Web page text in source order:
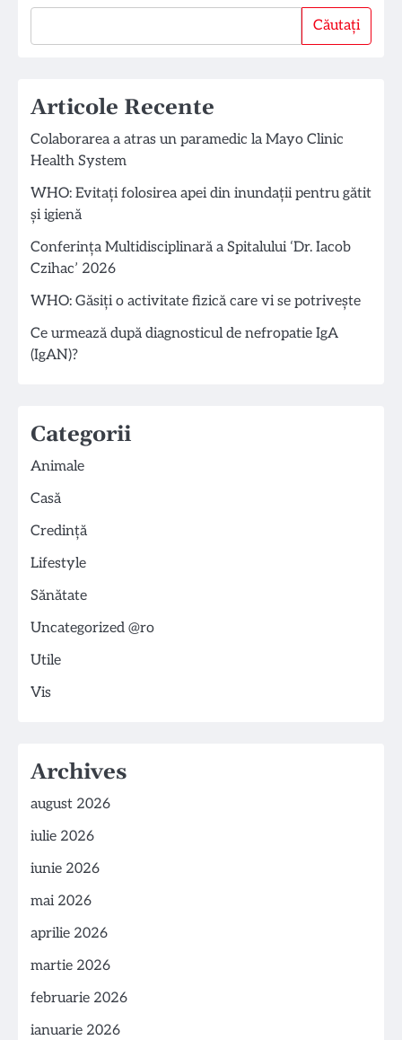
Căutați
Articole Recente
Colaborarea a atras un paramedic la Mayo Clinic
Health System
WHO: Evitați folosirea apei din inundații pentru gătit
și igienă
Conferința Multidisciplinară a Spitalului ‘Dr. Iacob
Czihac’ 2026
WHO: Găsiți o activitate fizică care vi se potrivește
Ce urmează după diagnosticul de nefropatie IgA
(IgAN)?
Categorii
Animale
Casă
Credință
Lifestyle
Sănătate
Uncategorized @ro
Utile
Vis
Archives
august 2026
iulie 2026
iunie 2026
mai 2026
aprilie 2026
martie 2026
februarie 2026
ianuarie 2026